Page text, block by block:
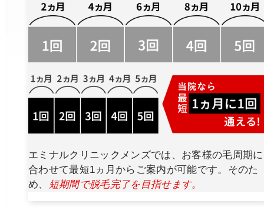
エミナルクリニックメンズでは、お客様の毛周期に
合わせて最短1ヵ月からご案内が可能です。そのた
め、
短期間で脱毛完了を目指せます。